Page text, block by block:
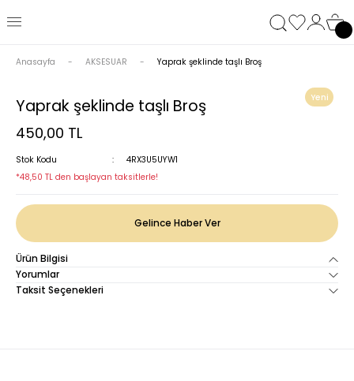
Anasayfa AKSESUAR Yaprak şeklinde taşlı Broş
Yeni
Yaprak şeklinde taşlı Broş
450,00 TL
Stok Kodu
4RX3U5UYW1
*48,50 TL den başlayan taksitlerle!
Gelince Haber Ver
Ürün Bilgisi
Yorumlar
Taksit Seçenekleri